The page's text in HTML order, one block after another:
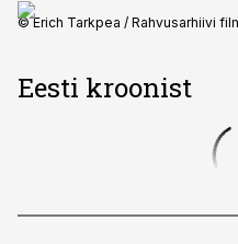
© Erich Tarkpea / Rahvusarhiivi
Eesti kroonist